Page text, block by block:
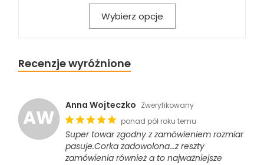
Wybierz opcje
Recenzje wyróżnione
AW
Anna Wojteczko Zweryfikowany
ponad pół roku temu
Super towar zgodny z zamówieniem rozmiar
pasuje.Corka zadowolona...z reszty
zamówienia również a to najważniejsze